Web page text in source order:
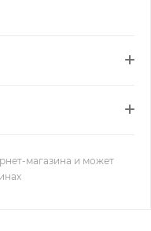
магазина и может